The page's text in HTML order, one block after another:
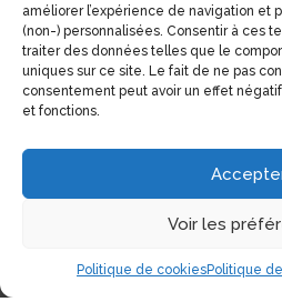
améliorer l’expérience de navigation et
(non-) personnalisées. Consentir à ces
traiter des données telles que le
uniques sur ce site. Le fait de ne pas
consentement peut avoir un effet
et fonctions.
Voir les
Politique de cookiesPolitique
1551, Avenue Laurier Est
Montréal, Qc H2J 1J1
(514) 522-1785